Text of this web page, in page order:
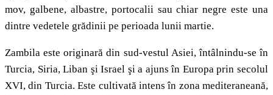
mov, galbene, albastre, portocalii sau chiar negre este una
dintre vedetele grădinii pe perioada lunii martie.
Zambila este originară din sud-vestul Asiei, întâlnindu-se în
Turcia, Siria, Liban şi Israel şi a ajuns în Europa prin secolul
XVI, din Turcia. Este cultivată intens în zona mediteraneană,